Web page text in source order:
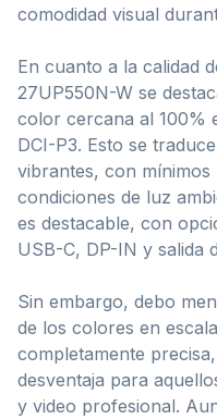
comodidad visual
En cuanto a la calidad
27UP550N-W se
color cercana al 100%
DCI-P3. Esto se
vibrantes, con
condiciones de luz
es destacable, con
USB-C, DP-IN y salida
Sin embargo, debo
de los colores en
completamente
desventaja para
y video profesional.